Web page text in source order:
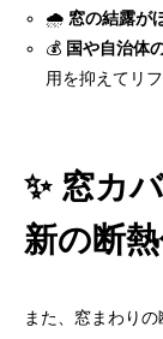
🌧️ 窓の結露が
💰 国や自治体
用を抑えてリ
✨ 窓カ
新の断熱
また、窓まわりの